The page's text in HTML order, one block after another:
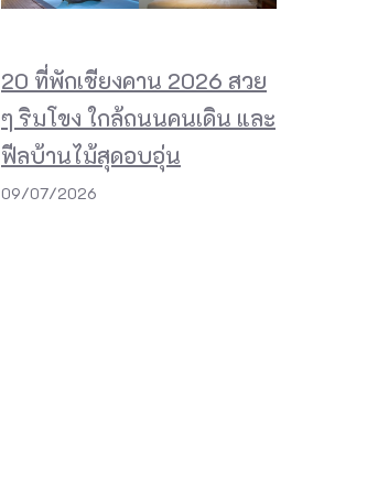
20 ที่พักเชียงคาน 2026 สวย
ๆ ริมโขง ใกล้ถนนคนเดิน และ
ฟีลบ้านไม้สุดอบอุ่น
09/07/2026